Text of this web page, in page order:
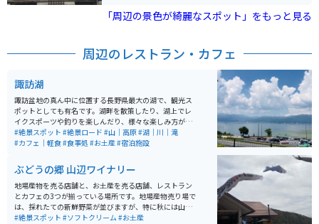
で、周囲の自然道はツーリングに最適。駐車場も完備さ
れており、ツーリング途中の休憩スポットとしてもおす
で、1日観光を満喫できます。
「周辺の景色が綺麗なスポット」をもっと見る
周辺のレストラン・カフェ
諏訪湖
諏訪盆地の真ん中に位置する長野県最大の湖で、観光ス
ポットとしても有名です。湖畔を散策したり、湖上でレ
イクスポーツや釣りを楽しんだり、様々な楽しみ方がで
きます。 毎年８月には諏訪湖祭湖上花火大会が開催さ
れ、湖上から打ち上げられる花火を楽しむこともできま
ることができます。ぜひ、バイクツーリングで訪れて、
美しい諏訪湖を楽しんでみてください。
#絶景スポット #絶景ロード #山｜高原#湖｜川｜滝
#カフェ｜軽食#食事処 #お土産#宿泊施設
ぶどうの郷 山辺ワイナリー
地場産物を売る店舗と、お土産を売る店舗、レストラン
とカフェの3つが揃っている場所です。地場産物売り場で
は、採れたての新鮮野菜が並びますが、特に秋には山辺
の名産品の新鮮なぶどうがたくさん売られています。多
#絶景スポット #ソフトクリーム#お土産